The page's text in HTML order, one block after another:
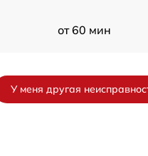
от 60 мин
У меня другая